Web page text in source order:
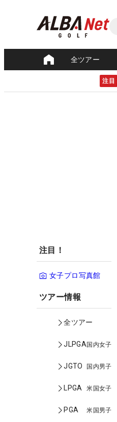
全ツアー
注目
注目！
女子プロ写真館
ツアー情報
全ツアー
JLPGA国内女子
JGTO 国内男子
LPGA 米国女子
PGA 米国男子